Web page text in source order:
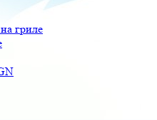
гриле